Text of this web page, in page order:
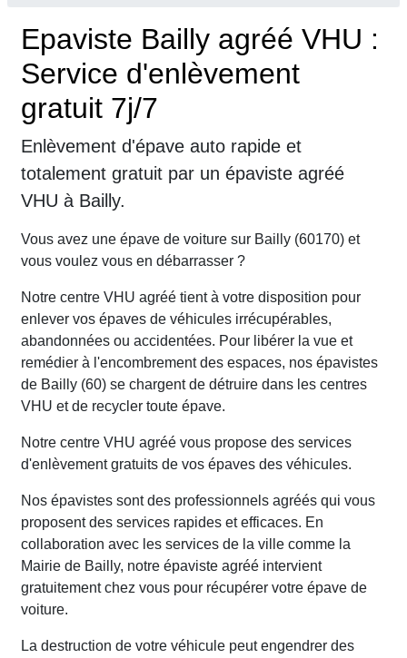
Epaviste Bailly agréé VHU :
Service d'enlèvement
gratuit 7j/7
Enlèvement d'épave auto rapide et
totalement gratuit par un épaviste agréé
VHU à Bailly.
Vous avez une épave de voiture sur Bailly (60170) et
vous voulez vous en débarrasser ?
Notre centre VHU agréé tient à votre disposition pour
enlever vos épaves de véhicules irrécupérables,
abandonnées ou accidentées. Pour libérer la vue et
remédier à l'encombrement des espaces, nos épavistes
de Bailly (60) se chargent de détruire dans les centres
VHU et de recycler toute épave.
Notre centre VHU agréé vous propose des services
d'enlèvement gratuits de vos épaves des véhicules.
Nos épavistes sont des professionnels agréés qui vous
proposent des services rapides et efficaces. En
collaboration avec les services de la ville comme la
Mairie de Bailly, notre épaviste agréé intervient
gratuitement chez vous pour récupérer votre épave de
voiture.
La destruction de votre véhicule peut engendrer des